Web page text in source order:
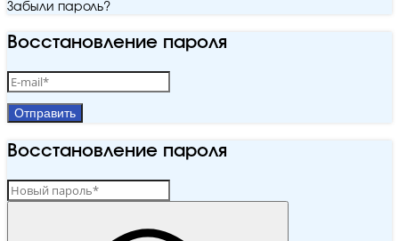
Забыли пароль?
Восстановление пароля
Отправить
Восстановление пароля